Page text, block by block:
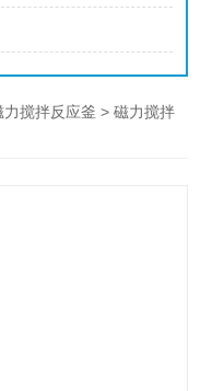
力搅拌反应釜 > 磁力搅拌